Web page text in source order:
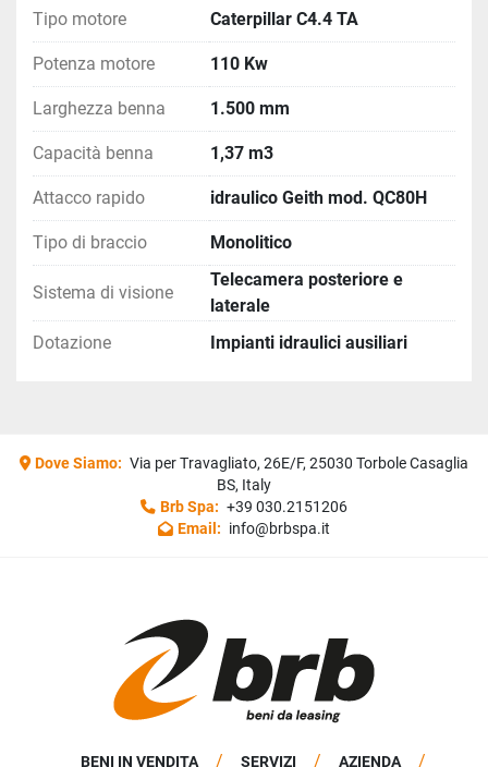
Tipo motore Caterpillar C4.4 TA
Potenza motore 110 Kw
Larghezza benna 1.500 mm
Capacità benna 1,37 m3
Attacco rapido idraulico Geith mod. QC80H
Tipo di braccio Monolitico
Sistema di visione
Telecamera posteriore e
laterale
Dotazione
Impianti idraulici ausiliari
Dove Siamo: Via per Travagliato, 26E/F, 25030 Torbole Casaglia
BS, Italy
Brb Spa: +39 030.2151206
Email: info@brbspa.it
BENI IN VENDITA SERVIZI AZIENDA